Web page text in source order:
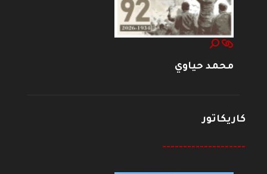
محمد حياوي
كاريكاتور
--------------------